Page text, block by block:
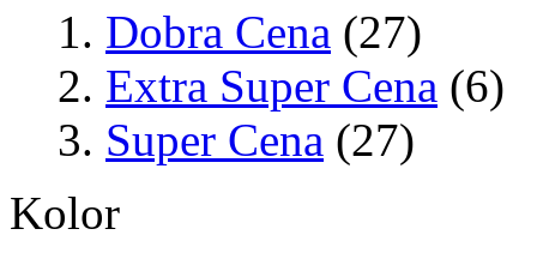
Dobra Cena (27)
Extra Super Cena (6)
Super Cena (27)
Kolor